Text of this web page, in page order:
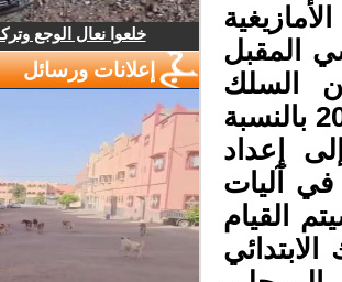
المقبل
من السلك
الابتدائي، وابتداء من الموسم الدراسي 2023-2022 بالنسبة
إعداد
آليات
القيام
خلعوا نعال الوجع
إعلانات ورسائل